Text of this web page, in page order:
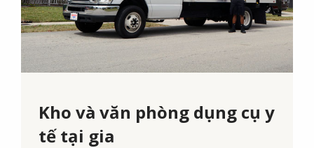
Kho và văn phòng dụng cụ y
tế tại gia